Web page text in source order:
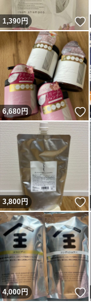
1,390円
6,680円
3,800円
4,000円